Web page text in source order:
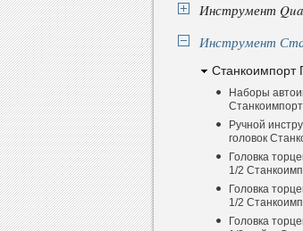
Инструмент
Инструмент
Станкоимпорт
Наборы
Ручной
головок
Головка
1/2
Головка
1/2
Головка